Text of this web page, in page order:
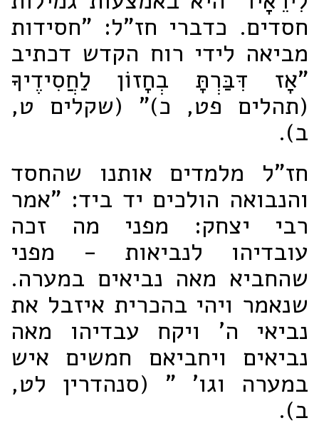
חסדים. כדברי חז"ל: "חסידות
מביאה לידי רוח הקדש דכתיב
"אָז דִּבַּרְתָּ בְחָזוֹן לַחֲסִידֶיךָ
(תהלים פט, כ)" (שקלים ט,
ב).
חז"ל מלמדים אותנו שהחסד
והנבואה הולכים יד ביד: "אמר
רבי יצחק: מפני מה זכה
עובדיהו לנביאות - מפני
שהחביא מאה נביאים במערה.
שנאמר ויהי בהכרית איזבל את
נביאי ה' ויקח עבדיהו מאה
נביאים ויחביאם חמשים איש
במערה וגו' " (סנהדרין לט,
ב).